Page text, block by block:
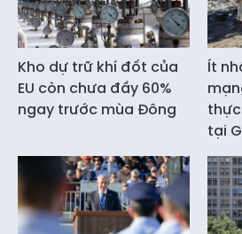
Kho dự trữ khí đốt của
EU còn chưa đầy 60%
ngay trước mùa Đông
Ít
tại